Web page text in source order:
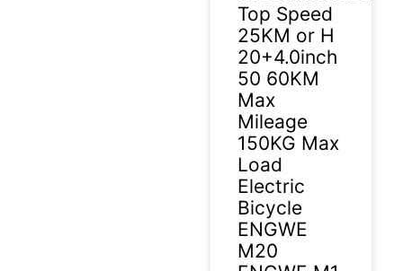
Top Speed
25KM or H
20+4.0inch
50 60KM
Max
Mileage
150KG Max
Load
Electric
Bicycle
ENGWE
M20